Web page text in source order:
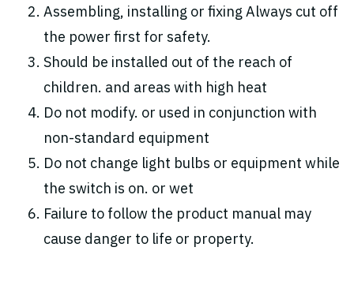
Assembling, installing or fixing Always cut off
the power first for safety.
Should be installed out of the reach of
children. and areas with high heat
Do not modify. or used in conjunction with
non-standard equipment
Do not change light bulbs or equipment while
the switch is on. or wet
Failure to follow the product manual may
cause danger to life or property.